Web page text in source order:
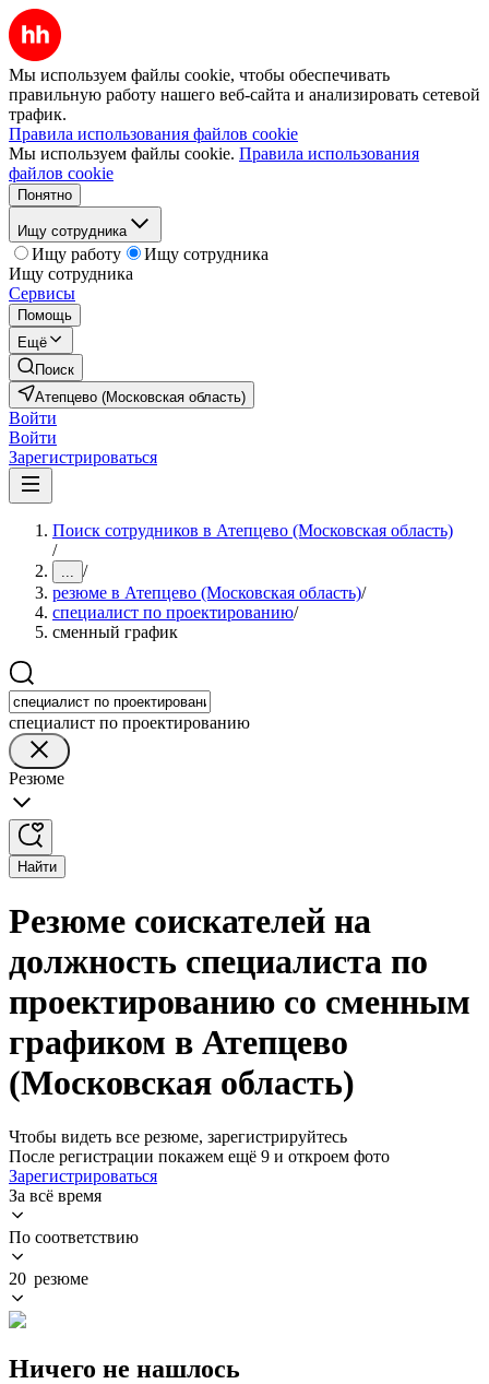
Мы используем файлы cookie, чтобы обеспечивать
правильную работу нашего веб-сайта и анализировать сетевой
трафик.
Правила использования файлов cookie
Мы используем файлы cookie. Правила использования
файлов cookie
Понятно
Ищу сотрудника
Ищу работу
Ищу сотрудника
Ищу сотрудника
Сервисы
Помощь
Ещё
Поиск
Атепцево (Московская область)
Войти
Войти
Зарегистрироваться
Поиск сотрудников в Атепцево (Московская область)
/
... /
резюме в Атепцево (Московская область)/
специалист по проектированию/
сменный график
специалист по проектированию
Резюме
Найти
Резюме соискателей на
должность специалиста по
проектированию со сменным
графиком в Атепцево
(Московская область)
Чтобы видеть все резюме, зарегистрируйтесь
После регистрации покажем ещё 9 и откроем фото
Зарегистрироваться
За всё время
По соответствию
20 резюме
Ничего не нашлось